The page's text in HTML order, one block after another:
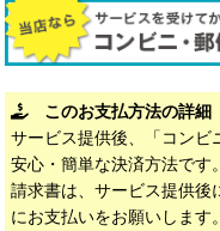
このお支払方法の詳細
サービス提供後、「コンビ
安心・簡単な決済方法です。
請求書は、サービス提供後
にお支払いをお願いします。